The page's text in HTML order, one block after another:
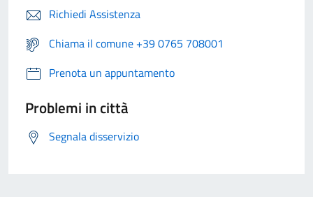
Richiedi Assistenza
Chiama il comune +39 0765 708001
Prenota un appuntamento
Problemi in città
Segnala disservizio